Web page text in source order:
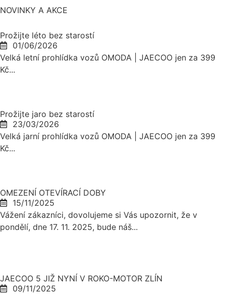
NOVINKY A AKCE
Prožijte léto bez starostí
01/06/2026
Velká letní prohlídka vozů OMODA | JAECOO jen za 399
Kč...
Prožijte jaro bez starostí
23/03/2026
Velká jarní prohlídka vozů OMODA | JAECOO jen za 399
Kč...
OMEZENÍ OTEVÍRACÍ DOBY
15/11/2025
Vážení zákazníci, dovolujeme si Vás upozornit, že v
pondělí, dne 17. 11. 2025, bude náš...
JAECOO 5 JIŽ NYNÍ V ROKO-MOTOR ZLÍN
09/11/2025